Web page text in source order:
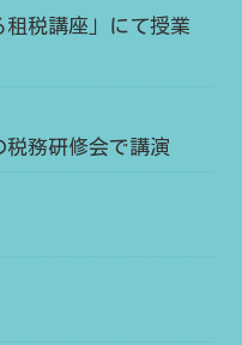
税講座」にて授業
務研修会で講演